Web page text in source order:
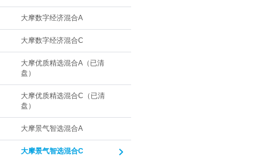
大摩数字经济混合A
大摩数字经济混合C
大摩优质精选混合A（已清
盘）
大摩优质精选混合C（已清
盘）
大摩景气智选混合A
大摩景气智选混合C